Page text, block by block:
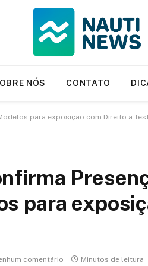
NÓS CONTATO
para exposição com Direito a
para
comentário Minutos de leitura